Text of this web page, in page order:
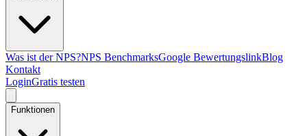
Was ist der NPS?NPS BenchmarksGoogle BewertungslinkBlog
Kontakt
LoginGratis testen
Funktionen